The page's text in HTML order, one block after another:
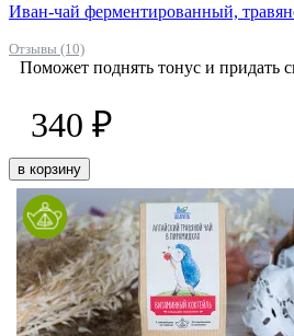
Иван-чай ферментированный,
Отзывы (10)
Поможет поднять тонус и придать
340 ₽
в корзину